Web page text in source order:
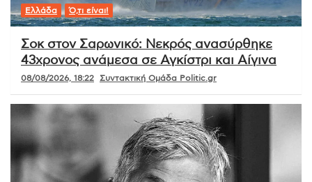
Ελλάδα Ό,τι είναι!
Σοκ στον Σαρωνικό: Νεκρός ανασύρθηκε
43χρονος ανάμεσα σε Αγκίστρι και Αίγινα
08/08/2026, 18:22 Συντακτική Ομάδα Politic.gr